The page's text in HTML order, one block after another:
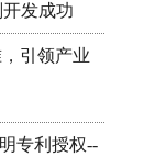
发成功
引领产业
专利授权--